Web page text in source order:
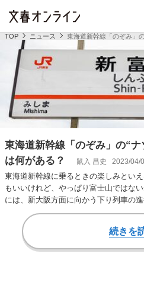
TOP ニュース 東海道新幹線「のぞみ」
東海道新幹線「のぞみ」の“
は何がある？
鼠入 昌史 2023/04/
東海道新幹線に乗るときの楽しみとい
もいいけれど、やっぱり富士山ではな
には、新大阪方面に向かう下り列車の
士山の姿を望むこ…
続きを